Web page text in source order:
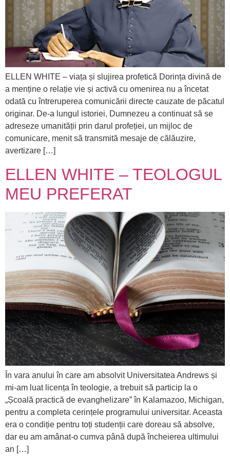
ELLEN WHITE – viața și slujirea profetică Dorința divină de
a menține o relație vie și activă cu omenirea nu a încetat
odată cu întreruperea comunicării directe cauzate de păcatul
originar. De-a lungul istoriei, Dumnezeu a continuat să se
adreseze umanității prin darul profeției, un mijloc de
comunicare, menit să transmită mesaje de călăuzire,
avertizare […]
ELLEN WHITE – TEOLOGUL
MEU PREFERAT
În vara anului în care am absolvit Universitatea Andrews și
mi-am luat licența în teologie, a trebuit să particip la o
„Școală practică de evanghelizare” în Kalamazoo, Michigan,
pentru a completa cerințele programului universitar. Aceasta
era o condiție pentru toți studenții care doreau să absolve,
dar eu am amânat-o cumva până după încheierea ultimului
an […]